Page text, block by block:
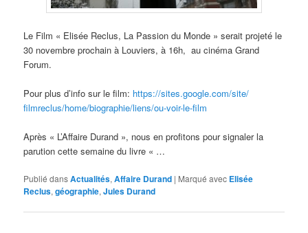
Le Film « Elisée Reclus, La Passion du Monde » serait projeté le
30 novembre prochain à Louviers, à 16h, au cinéma Grand
Forum.
Pour plus d’info sur le film: https://sites.google.com/site/
filmreclus/home/biographie/liens/ou-voir-le-film
Après « L’Affaire Durand », nous en profitons pour signaler la
parution cette semaine du livre « …
Publié dansActualités,Affaire Durand | Marqué avec Elisée
Reclus,géographie,Jules Durand